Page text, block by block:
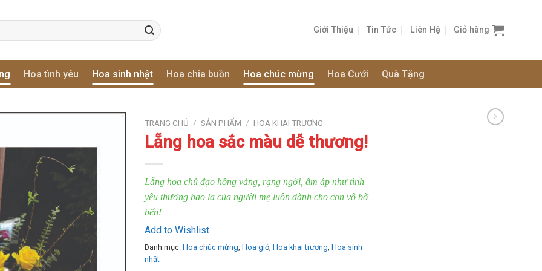
Giới Thiệu Tin Tức Liên Hệ Giỏ hàng
Hoa tình yêu Hoa sinh nhật Hoa chia buồn Hoa chúc mừng Hoa Cưới Quà Tặng
TRANG CHỦ / SẢN PHẨM / HOA KHAI TRƯƠNG
Lẵng hoa sắc màu dễ thương!
Lẵng hoa chủ đạo hồng vàng, rạng ngời, ấm áp như tình
yêu thương bao la của người mẹ luôn dành cho con vô bờ
bến!
Add to Wishlist
Danh mục: Hoa chúc mừng Hoa giỏ Hoa khai trương Hoa sinh
nhật